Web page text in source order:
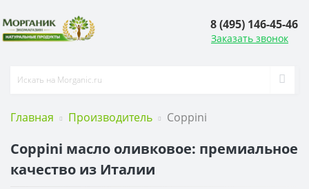
8 (495) 146-45-46
Заказать звонок
Главная Производитель Coppini
Coppini масло оливковое: премиальное
качество из Италии